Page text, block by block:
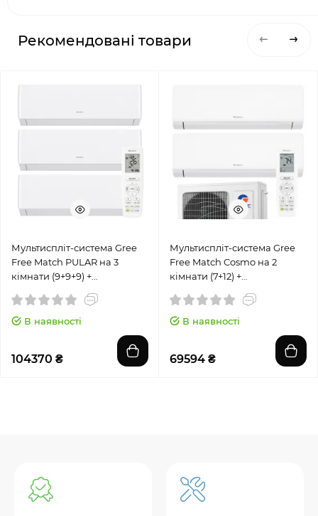
Рекомендовані товари
Мультиспліт-система Gree
Free Match PULAR на 3
кімнати (9+9+9) +
В наявності
104370 ₴
Мультиспліт-система Gree
Free Match Cosmo на 2
кімнати (7+12) +
В наявності
69594 ₴